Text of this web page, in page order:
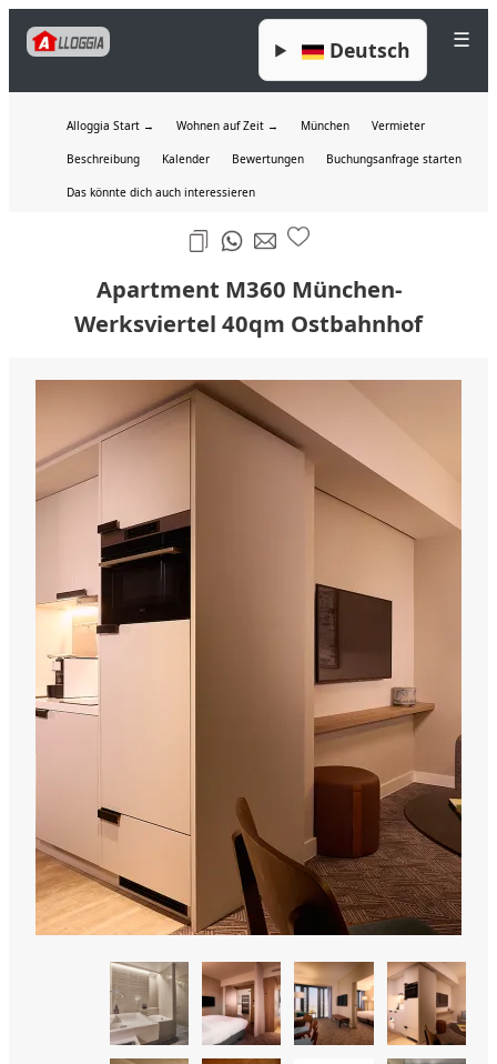
☰
Deutsch
Alloggia Start → Wohnen auf Zeit → München Vermieter
Beschreibung Kalender Bewertungen Buchungsanfrage starten
Das könnte dich auch interessieren
Apartment M360 München-
Werksviertel 40qm Ostbahnhof